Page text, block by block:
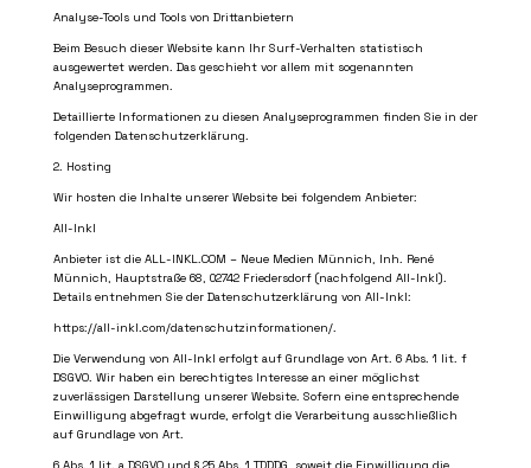
Analyse-Tools und Tools von Drittanbietern
Beim Besuch dieser Website kann Ihr Surf-Verhalten statistisch
ausgewertet werden. Das geschieht vor allem mit sogenannten
Analyseprogrammen.
Detaillierte Informationen zu diesen Analyseprogrammen finden Sie in der
folgenden Datenschutzerklärung.
2. Hosting
Wir hosten die Inhalte unserer Website bei folgendem Anbieter:
All-Inkl
Anbieter ist die ALL-INKL.COM – Neue Medien Münnich, Inh. René
Münnich, Hauptstraße 68, 02742 Friedersdorf (nachfolgend All-Inkl).
Details entnehmen Sie der Datenschutzerklärung von All-Inkl:
https://all-inkl.com/datenschutzinformationen/.
Die Verwendung von All-Inkl erfolgt auf Grundlage von Art. 6 Abs. 1 lit. f
DSGVO. Wir haben ein berechtigtes Interesse an einer möglichst
zuverlässigen Darstellung unserer Website. Sofern eine entsprechende
Einwilligung abgefragt wurde, erfolgt die Verarbeitung ausschließlich
auf Grundlage von Art.
6 Abs. 1 lit. a DSGVO und § 25 Abs. 1 TDDDG, soweit die Einwilligung die